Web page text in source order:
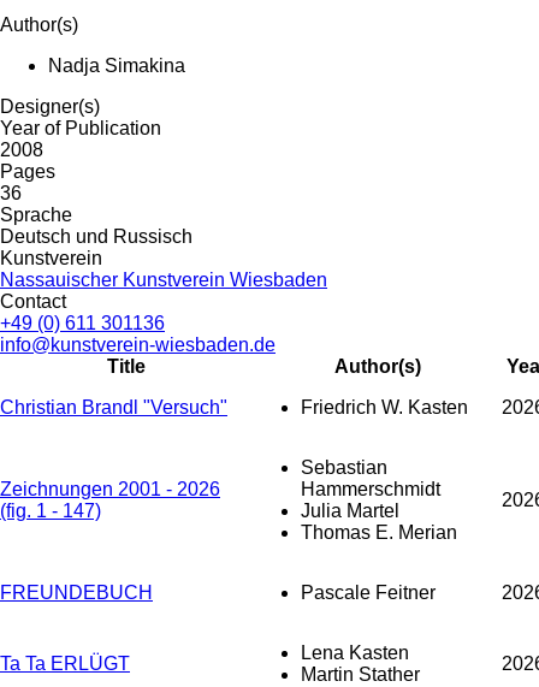
Author(s)
Nadja Simakina
Designer(s)
Year of Publication
2008
Pages
36
Sprache
Deutsch und Russisch
Kunstverein
Nassauischer Kunstverein Wiesbaden
Contact
+49 (0) 611 301136
info@kunstverein-wiesbaden.de
Title
Author(s)
Christian Brandl "Versuch"
Friedrich W. Kasten
Zeichnungen 2001 - 2026
(fig. 1 - 147)
Sebastian
Hammerschmidt
Julia Martel
Thomas E. Merian
FREUNDEBUCH Pascale Feitner
Ta Ta ERLÜGT
Lena Kasten
Martin Stather